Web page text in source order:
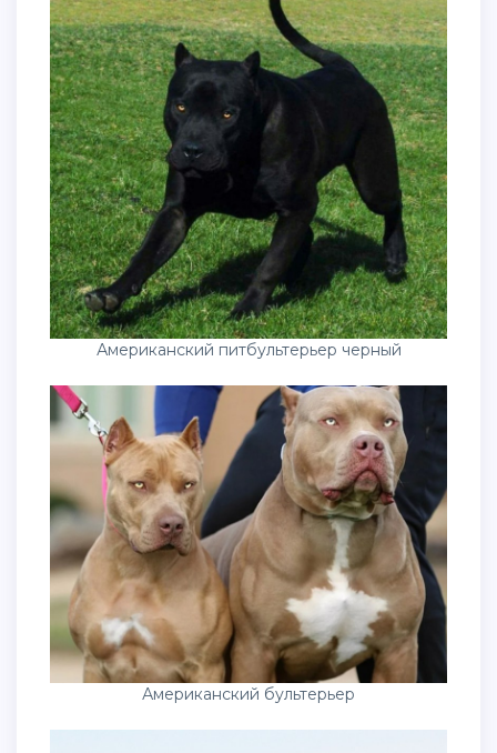
Американский питбультерьер черный
Американский бультерьер